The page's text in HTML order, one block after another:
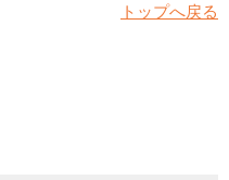
トップへ戻る